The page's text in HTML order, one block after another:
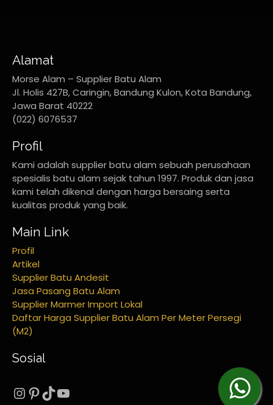
Alamat
Morse Alam – Supplier Batu Alam
Jl. Holis 427B, Caringin, Bandung Kulon, Kota Bandung,
Jawa Barat 40222
(022) 6076537
Profil
Kami adalah supplier batu alam sebuah perusahaan
spesialis batu alam sejak tahun 1997. Produk dan jasa
kami telah dikenal dengan harga bersaing serta
kualitas produk yang baik.
Main Link
Profil
Artikel
Supplier Batu Andesit
Jasa Pasang Batu Alam
Supplier Marmer Import Lokal
Daftar Harga Supplier Batu Alam Per Meter Persegi
(M2)
Sosial
Instagram
Pinterest
TikTok
YouTube